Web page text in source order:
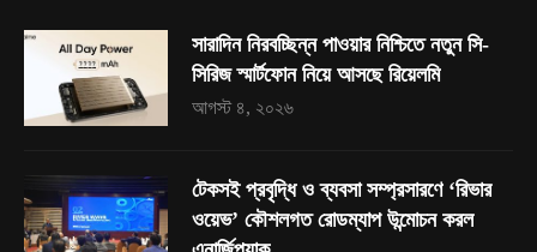
সারাদিন নিরবচ্ছিন্ন পাওয়ার নিশ্চিতে নতুন সি-
সিরিজ স্মার্টফোন নিয়ে আসছে রিয়েলমি
আগস্ট ৪, ২০২৬
টেকসই প্রবৃদ্ধি ও ব্যবসা সম্প্রসারণে ‘রিভার
ওয়েভ’ কৌশলগত রোডম্যাপ উন্মোচন করল